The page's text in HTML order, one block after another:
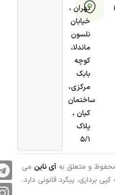
تهران ،
خیابان
نلسون
ماندلا،
کوچه
بابک
مرکزی،
ساختمان
کیان ،
پلاک
۵/۱
و متعلق به آی ناین می
برداری، پیگرد قانونی دارد.